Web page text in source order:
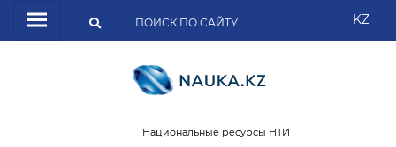
KZ
Национальные ресурсы НТИ